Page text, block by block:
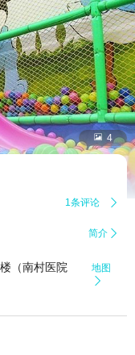
 4
1条评论 
简介 
（南村医院
地图
